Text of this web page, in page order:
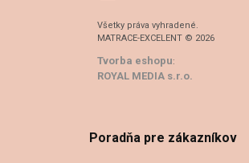
Všetky práva vyhradené.
MATRACE-EXCELENT © 2026
Tvorba eshopu:
ROYAL MEDIA s.r.o.
Poradňa pre zákazníkov